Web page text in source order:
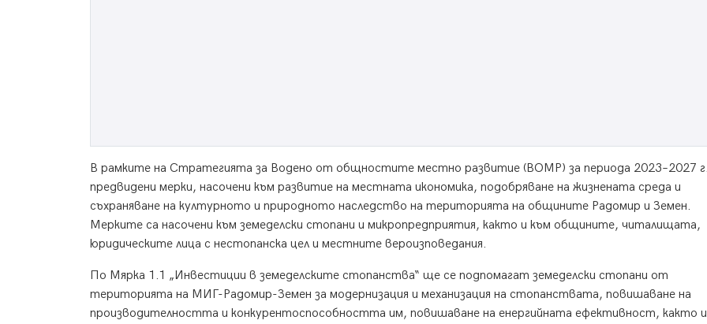
В рамките на Стратегията за Водено от общностите местно развитие (ВОМР) за периода 2023–2027
предвидени мерки, насочени към развитие на местната икономика, подобряване на жизнената среда и
съхраняване на културното и природното наследство на територията на общините Радомир и Земен.
Мерките са насочени към земеделски стопани и микропредприятия, както и към общините, читалищата,
юридическите лица с нестопанска цел и местните вероизповедания.
По Мярка 1.1 „Инвестиции в земеделските стопанства“ ще се подпомагат земеделски стопани от
територията на МИГ-Радомир-Земен за модернизация и механизация на стопанствата, повишаване на
производителността и конкурентоспособността им, повишаване на енергийната ефективност, както и